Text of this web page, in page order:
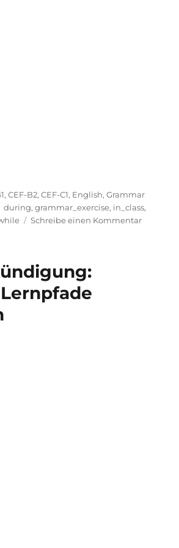
,CEF-B2,CEF-C1, English,Grammar
Schlagwörter
during,grammar_exercise, in_class,
Schreibe einen Kommentarzu